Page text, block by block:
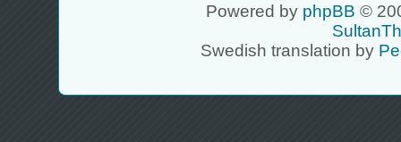
Powered by phpBB ©
Swedish translation by